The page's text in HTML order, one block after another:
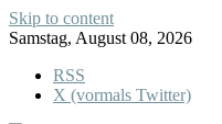
Skip to content
Samstag, August 08, 2026
RSS
X (vormals Twitter)